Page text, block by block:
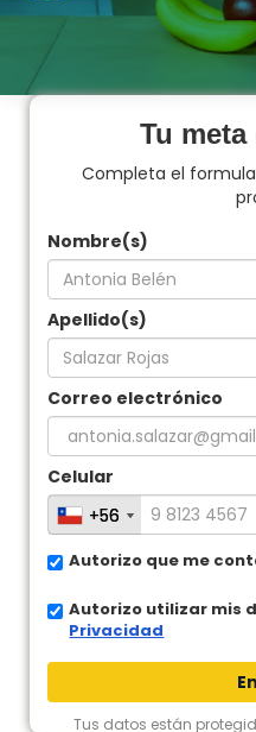
Tu meta
Completa el
Nombre(s)
Apellido(s)
Correo electrónico
Celular
+56
+56
Autorizo que me
Autorizo utilizar mis
Privacidad
Tus datos están